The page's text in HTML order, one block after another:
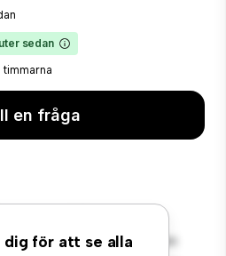
sedan
en fråga
dig för att se alla
på Ripstigen,
8-rumshus erbjuder en